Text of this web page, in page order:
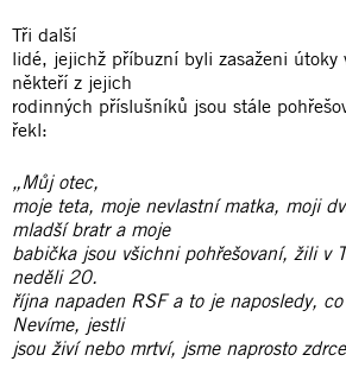
Tři další
lidé, jejichž příbuzní byli zasaženi útoky
někteří z jejich
rodinných příslušníků jsou stále
řekl:
„Můj otec,
moje teta, moje nevlastní matka, moji
mladší bratr a moje
babička jsou všichni pohřešovaní, žili v
neděli 20.
října napaden RSF a to je naposledy,
Nevíme, jestli
jsou živí nebo mrtví, jsme naprosto